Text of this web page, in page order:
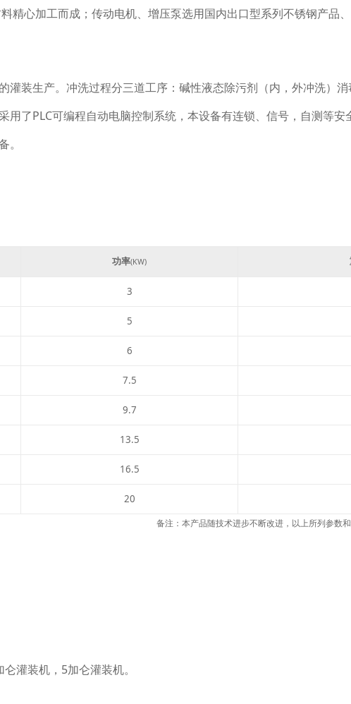
精心加工而成；传动电机、增压泵选用国内出口型系列不锈钢产品
装生产。冲洗过程分三道工序：碱性液态除污剂（内，外冲洗）
用了PLC可编程自动电脑控制系统，本设备有连锁、信号，自测等
。
功率(KW)
3
5
6
7.5
9.7
13.5
16.5
20
备注：本产品随技术进步不断改进，以上所列参数
灌装机，5加仑灌装机。